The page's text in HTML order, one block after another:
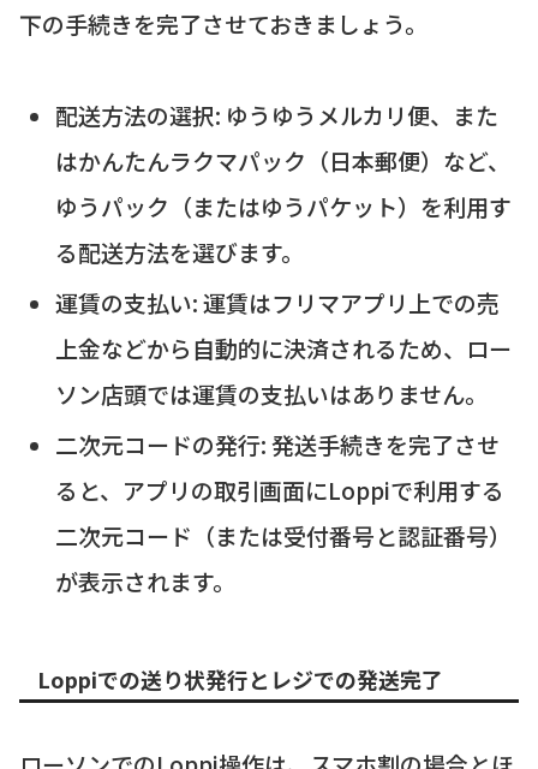
下の手続きを完了させておきましょう。
配送方法の選択: ゆうゆうメルカリ便、また
はかんたんラクマパック（日本郵便）など、
ゆうパック（またはゆうパケット）を利用す
る配送方法を選びます。
運賃の支払い: 運賃はフリマアプリ上での売
上金などから自動的に決済されるため、ロー
ソン店頭では運賃の支払いはありません。
二次元コードの発行: 発送手続きを完了させ
ると、アプリの取引画面にLoppiで利用する
二次元コード（または受付番号と認証番号）
が表示されます。
Loppiでの送り状発行とレジでの発送完了